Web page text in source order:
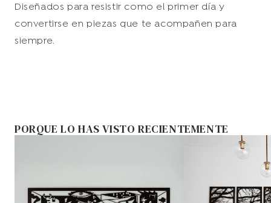
Diseñados para resistir como el primer día y
convertirse en piezas que te acompañen para
siempre.
PORQUE LO HAS VISTO RECIENTEMENTE